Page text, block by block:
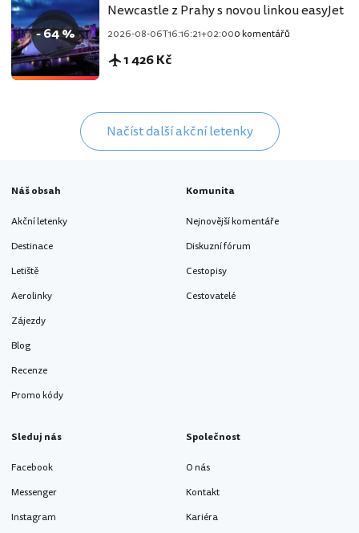
- 64 %
Newcastle z Prahy s novou linkou easyJet
2026-08-06T16:16:21+02:000 komentářů
1 426 Kč
Načíst další akční letenky
Náš obsah
Akční letenky
Destinace
Letiště
Aerolinky
Zájezdy
Blog
Recenze
Promo kódy
Komunita
Nejnovější komentáře
Diskuzní fórum
Cestopisy
Cestovatelé
Sleduj nás
Facebook
Messenger
Instagram
Společnost
O nás
Kontakt
Kariéra